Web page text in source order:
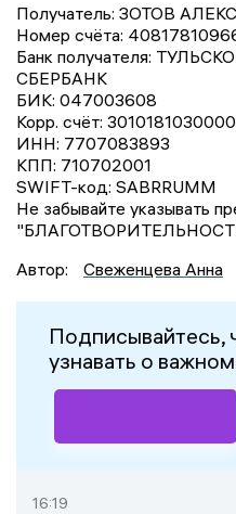
Получатель: ЗОТОВ
Номер счёта:
Банк получателя:
СБЕРБАНК
БИК: 047003608
Корр. счёт:
ИНН: 7707083893
КПП: 710702001
SWIFT-код: SABRRUMM
Не забывайте указывать
Автор:
Свеженцева Анна
Подписывайтесь,
узнавать о
16:19